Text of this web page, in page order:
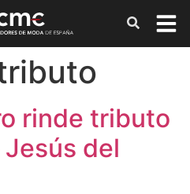
rinde tributo
del